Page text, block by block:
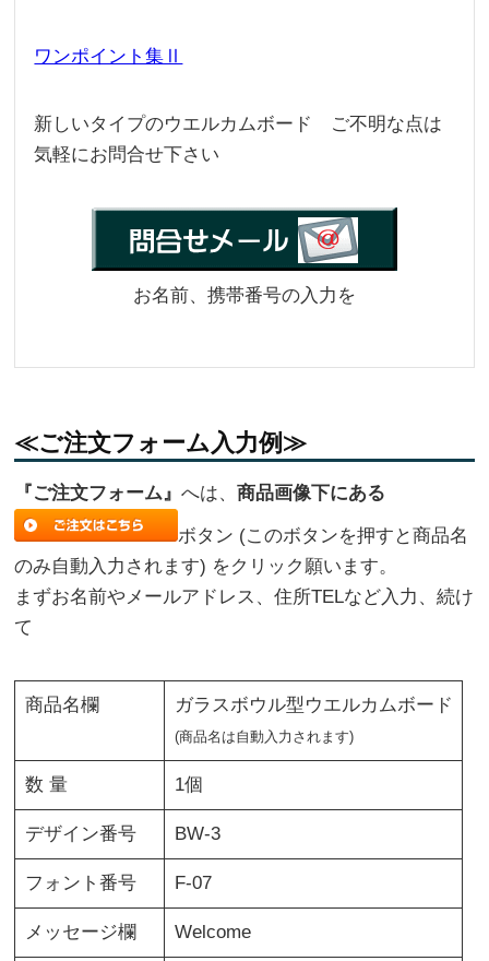
ワンポイント集Ⅱ
新しいタイプのウエルカムボード ご不明な点は
気軽にお問合せ下さい
お名前、携帯番号の入力を
≪ご注文フォーム入力例≫
『ご注文フォーム』へは、商品画像下にある
ボタン (このボタンを押すと商品名
のみ自動入力されます) をクリック願います。
まずお名前やメールアドレス、住所TELなど入力、続け
て
商品名欄 ガラスボウル型ウエルカムボード
(商品名は自動入力されます)
数 量 1個
デザイン番号 BW-3
フォント番号 F-07
メッセージ欄 Welcome